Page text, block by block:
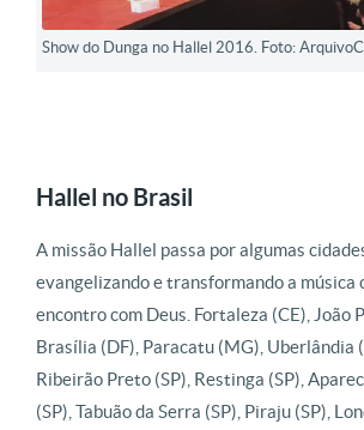
Show do Dunga no Hallel 2016. Foto:
Hallel no Brasil
A missão Hallel passa por algumas
evangelizando e transformando a música
encontro com Deus. Fortaleza (CE), João
Brasília (DF), Paracatu (MG), Uberlândia
Ribeirão Preto (SP), Restinga (SP),
(SP), Tabuão da Serra (SP), Piraju (SP),